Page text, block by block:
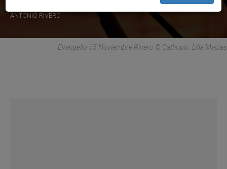
ANTONIO RIVERO
Evangelio 15 Noviembre Rivero © Cathopic. Lilia Macías